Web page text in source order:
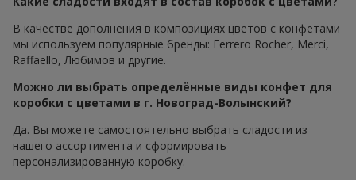
В качестве дополнения в композициях цветов с конфетами
мы используем популярные бренды: Ferrero Rocher, Merci,
Raffaello, Любимов и другие.
Можно ли выбрать определённые виды конфет для
коробки с цветами в г. Новоград-Волынский?
Да. Вы можете самостоятельно выбрать сладости из
нашего ассортимента и сформировать
персонализированную коробку.